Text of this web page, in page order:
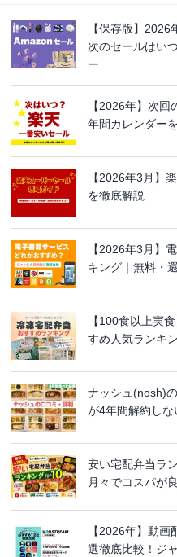
【保存版】2026
次のセールはい
ー...
【2026年】次
年間カレンダー
【2026年3月】
を徹底解説
【2026年3月】
キング｜無料・
【100食以上実
すめ人気ランキ
ナッシュ(nosh)
が4年間解約しな
安い宅配弁当ラ
月々でコスパが
【2026年】動
選徹底比較！ジ